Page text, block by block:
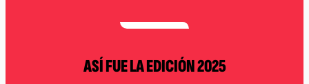
ASÍ FUE LA EDICIÓN 2025